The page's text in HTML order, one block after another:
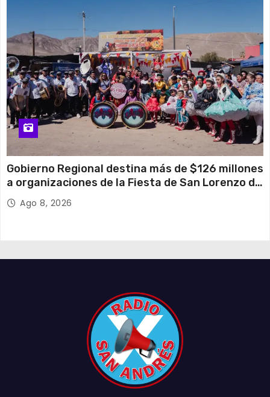
Gobierno Regional destina más de $126 millones
a organizaciones de la Fiesta de San Lorenzo de
Tarapacá
Ago 8, 2026